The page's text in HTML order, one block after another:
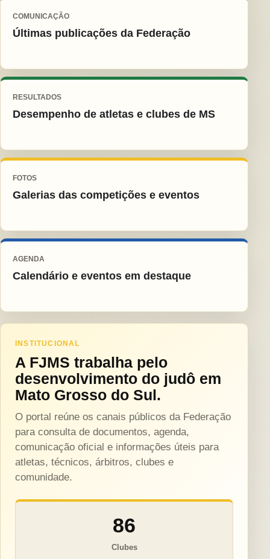
COMUNICAÇÃO
Últimas publicações da Federação
RESULTADOS
Desempenho de atletas e clubes de MS
FOTOS
Galerias das competições e eventos
AGENDA
Calendário e eventos em destaque
INSTITUCIONAL
A FJMS trabalha pelo
desenvolvimento do judô em
Mato Grosso do Sul.
O portal reúne os canais públicos da Federação
para consulta de documentos, agenda,
comunicação oficial e informações úteis para
atletas, técnicos, árbitros, clubes e
comunidade.
86
Clubes